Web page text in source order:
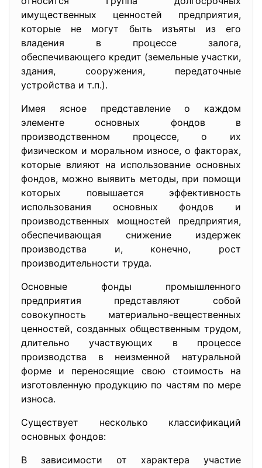
имущественных ценностей предприятия,
которые не могут быть изъяты из его
владения в процессе залога,
обеспечивающего кредит (земельные участки,
здания, сооружения, передаточные
устройства и т.п.).
Имея ясное представление о каждом
элементе основных фондов в
производственном процессе, о их
физическом и моральном износе, о факторах,
которые влияют на использование основных
фондов, можно выявить методы, при помощи
которых повышается эффективность
использования основных фондов и
производственных мощностей предприятия,
обеспечивающая снижение издержек
производства и, конечно, рост
производительности труда.
Основные фонды промышленного
предприятия представляют собой
совокупность материально-вещественных
ценностей, созданных общественным трудом,
длительно участвующих в процессе
производства в неизменной натуральной
форме и переносящие свою стоимость на
изготовленную продукцию по частям по мере
износа.
Существует несколько классификаций
основных фондов:
В зависимости от характера участие